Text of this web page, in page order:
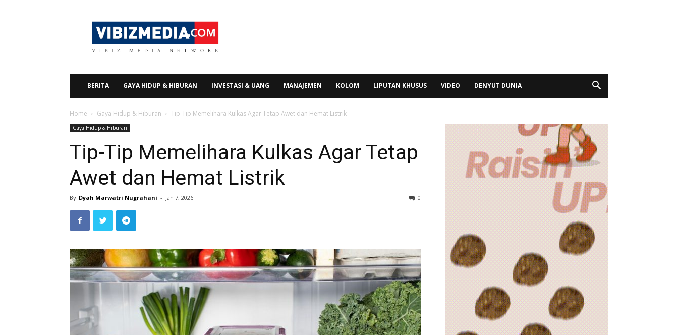
Vibizmedia.com
BERITA GAYA HIDUP & HIBURAN INVESTASI & UANG MANAJEMEN KOLOM LIPUTAN KHUSUS VIDEO DENYUT DUNIA
Home Gaya Hidup & Hiburan Tip-Tip Memelihara Kulkas Agar Tetap Awet dan Hemat Listrik
Gaya Hidup & Hiburan
Tip-Tip Memelihara Kulkas Agar Tetap
Awet dan Hemat Listrik
By Dyah Marwatri Nugrahani - Jan 7, 2026 0